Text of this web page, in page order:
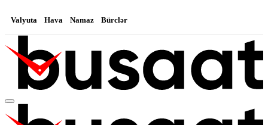
Valyuta Hava Namaz Bürclər